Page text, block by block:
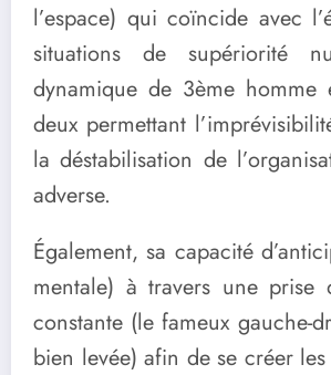
l’espace) qui coïncide avec
situations de supériorité
dynamique de 3ème homme
deux permettant
la déstabilisation de
adverse.
Également, sa capacité
mentale) à travers une prise
constante (le fameux gauche-
bien levée) afin de se créer